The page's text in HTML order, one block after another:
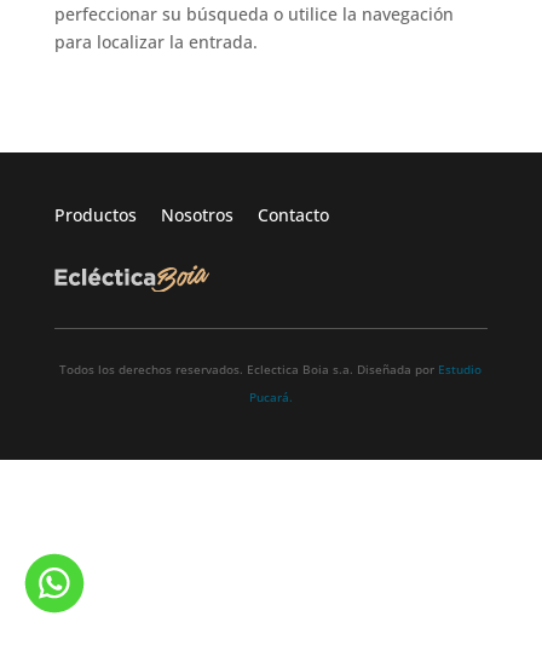
perfeccionar su búsqueda o utilice la navegación
para localizar la entrada.
Productos Nosotros Contacto
Todos los derechos reservados. Eclectica Boia s.a. Diseñada por Estudio
Pucará.